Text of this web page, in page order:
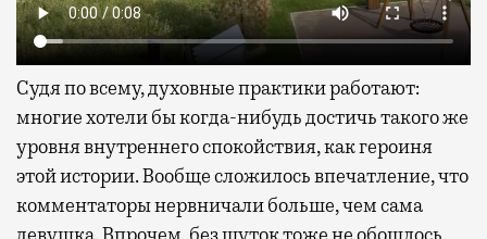
Судя по всему, духовные практики работают:
многие хотели бы когда-нибудь достичь такого же
уровня внутреннего спокойствия, как героиня
этой истории. Вообще сложилось впечатление, что
комментаторы нервничали больше, чем сама